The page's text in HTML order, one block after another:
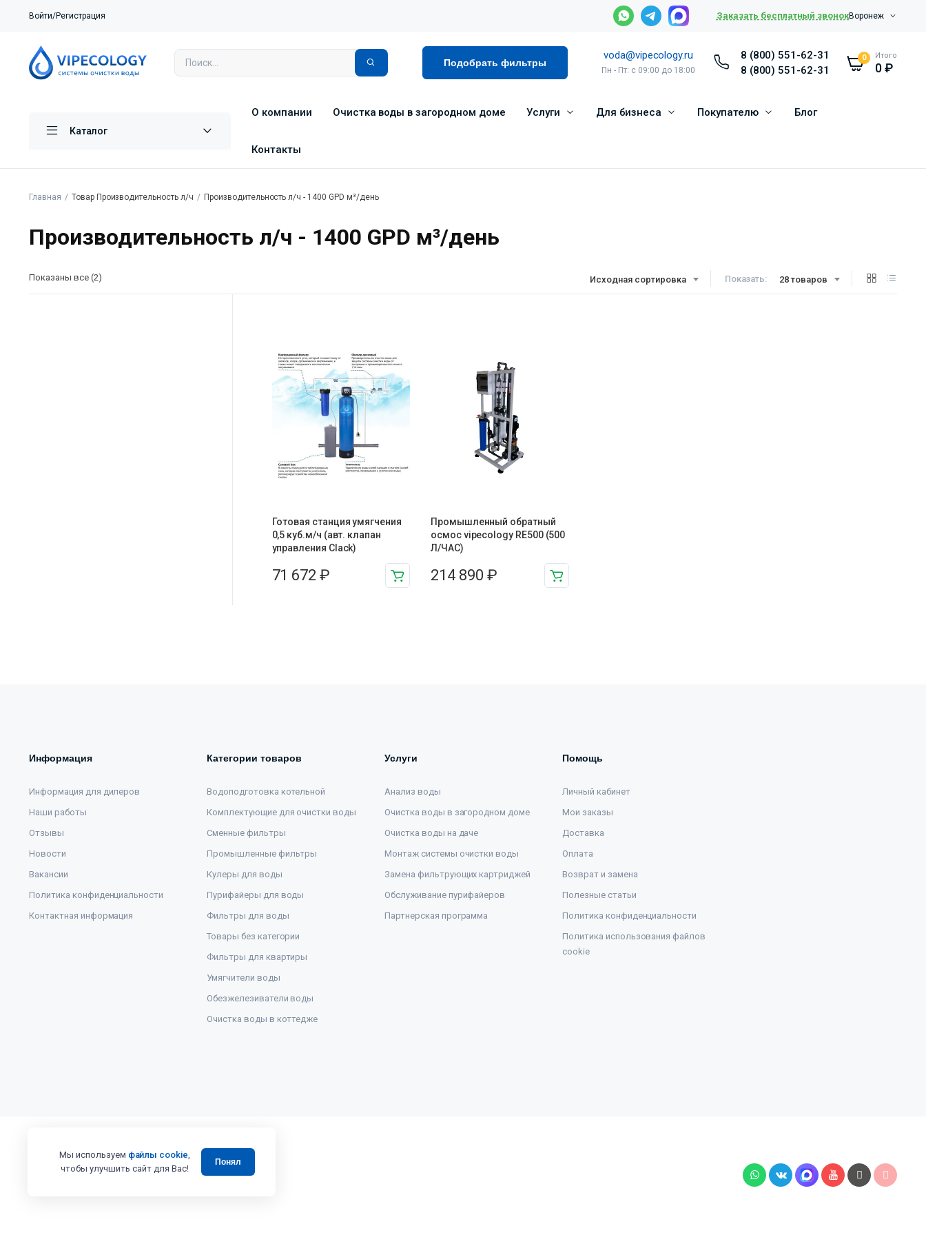
Войти/Регистрация Заказать бесплатный звонокВоронеж
Подобрать фильтры
voda@vipecology.ru
Пн - Пт: с 09:00 до 18:00
8 (800) 551-62-31
8 (800) 551-62-31
0 Итого
0₽
Каталог
О компании Очистка воды в загородном доме Услуги Для бизнеса Покупателю Блог
Контакты
Главная Товар Производительность л/ч Производительность л/ч - 1400 GPD м³/день
Производительность л/ч - 1400 GPD м³/день
Исходная сортировка Показать: 28 товаров
Показаны все (2)
Готовая станция умягчения
0,5 куб.м/ч (авт. клапан
управления Clack)
71 672₽
Промышленный обратный
осмос vipecology RE500 (500
Л/ЧАС)
214 890 ₽
Информация
Информация для дилеров
Наши работы
Отзывы
Новости
Вакансии
Политика конфиденциальности
Контактная информация
Категории товаров
Водоподготовка котельной
Комплектующие для очистки воды
Сменные фильтры
Промышленные фильтры
Кулеры для воды
Пурифайеры для воды
Фильтры для воды
Товары без категории
Фильтры для квартиры
Умягчители воды
Обезжелезиватели воды
Очистка воды в коттедже
Услуги
Анализ воды
Очистка воды в загородном доме
Очистка воды на даче
Монтаж системы очистки воды
Замена фильтрующих картриджей
Обслуживание пурифайеров
Партнерская программа
Помощь
Личный кабинет
Мои заказы
Доставка
Оплата
Возврат и замена
Полезные статьи
Политика конфиденциальности
Политика использования файлов
cookie
Мы используем файлы cookie,
чтобы улучшить сайт для Вас!
Понял